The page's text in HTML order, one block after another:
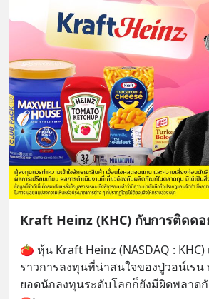
Kraft Heinz (KHC) กับการติดด
🍅 หุ้น Kraft Heinz (NASDAQ : KHC)
ราวการลงทุนที่น่าสนใจของปู่วอน์เร
ยอดนักลงทุนระดับโลกก็ยังมีผิดพลาด